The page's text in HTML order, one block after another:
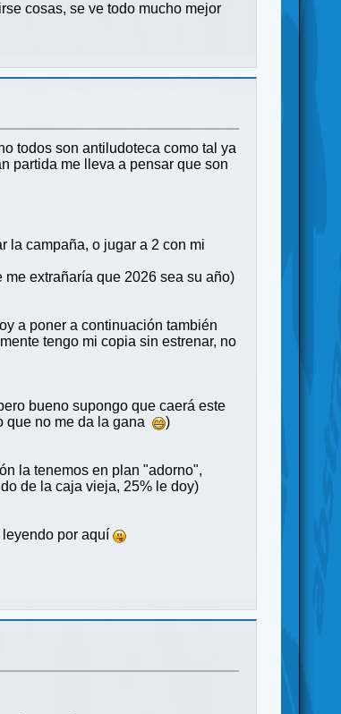
cosas, se ve todo mucho mejor
todos son antiludoteca como tal ya
partida me lleva a pensar que son
la campaña, o jugar a 2 con mi
extrañaría que 2026 sea su año)
a poner a continuación también
tengo mi copia sin estrenar, no
bueno supongo que caerá este
que no me da la gana
)
la tenemos en plan "adorno",
de la caja vieja, 25% le doy)
leyendo por aquí